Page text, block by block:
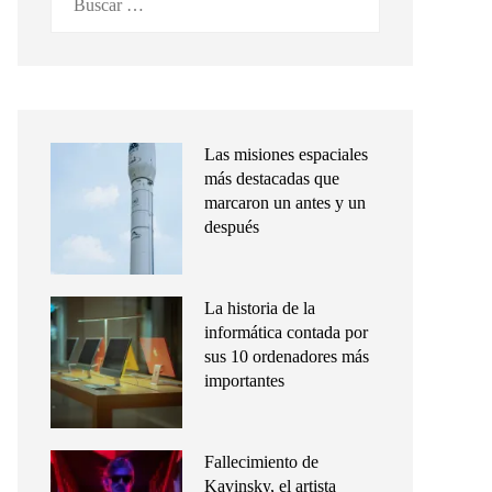
Las misiones espaciales
más destacadas que
marcaron un antes y un
después
La historia de la
informática contada por
sus 10 ordenadores más
importantes
Fallecimiento de
Kavinsky, el artista